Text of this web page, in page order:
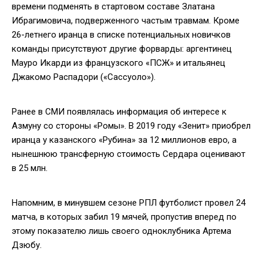
времени подменять в стартовом составе Златана
Ибрагимовича, подверженного частым травмам. Кроме
26-летнего иранца в списке потенциальных новичков
команды присутствуют другие форварды: аргентинец
Мауро Икарди из французского «ПСЖ» и итальянец
Джакомо Распадори («Сассуоло»).
Ранее в СМИ появлялась информация об интересе к
Азмуну со стороны «Ромы». В 2019 году «Зенит» приобрел
иранца у казанского «Рубина» за 12 миллионов евро, а
нынешнюю трансферную стоимость Сердара оценивают
в 25 млн.
Напомним, в минувшем сезоне РПЛ футболист провел 24
матча, в которых забил 19 мячей, пропустив вперед по
этому показателю лишь своего одноклубника Артема
Дзюбу.